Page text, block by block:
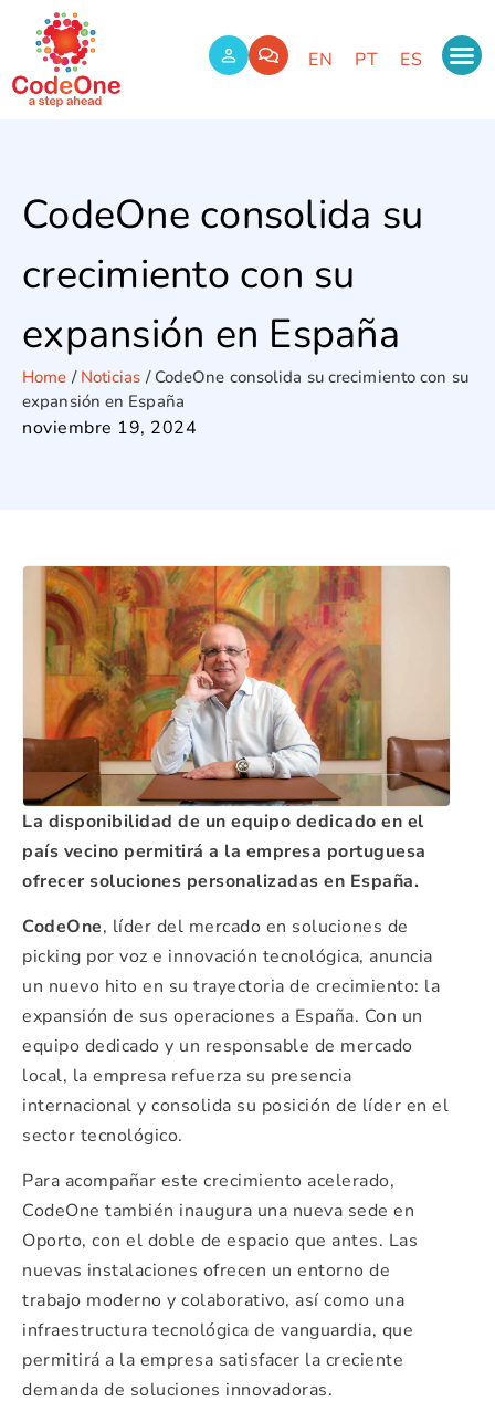
EN PT ES
CodeOne consolida su
crecimiento con su
expansión en España
Home / Noticias / CodeOne consolida su crecimiento con su
expansión en España
noviembre 19, 2024
La disponibilidad de un equipo dedicado en el
país vecino permitirá a la empresa portuguesa
ofrecer soluciones personalizadas en España.
CodeOne, líder del mercado en soluciones de
picking por voz e innovación tecnológica, anuncia
un nuevo hito en su trayectoria de crecimiento: la
expansión de sus operaciones a España. Con un
equipo dedicado y un responsable de mercado
local, la empresa refuerza su presencia
internacional y consolida su posición de líder en el
sector tecnológico.
Para acompañar este crecimiento acelerado,
CodeOne también inaugura una nueva sede en
Oporto, con el doble de espacio que antes. Las
nuevas instalaciones ofrecen un entorno de
trabajo moderno y colaborativo, así como una
infraestructura tecnológica de vanguardia, que
permitirá a la empresa satisfacer la creciente
demanda de soluciones innovadoras.